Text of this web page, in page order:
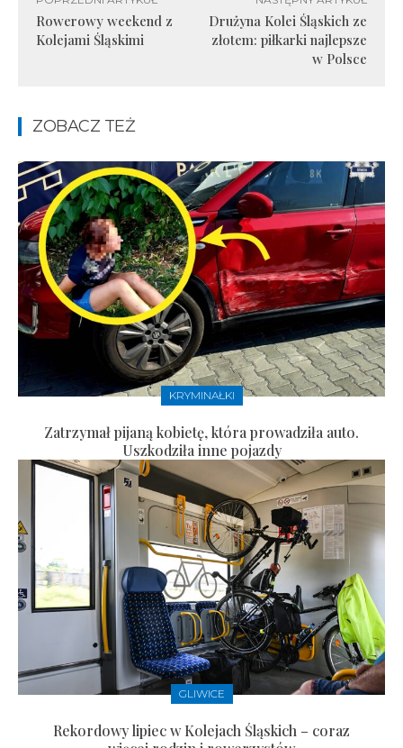
Rowerowy weekend z
Kolejami Śląskimi
Drużyna Kolei Śląskich ze
złotem: piłkarki najlepsze
w Polsce
ZOBACZ TEŻ
KRYMINAŁKI
Zatrzymał pijaną kobietę, która prowadziła auto.
Uszkodziła inne pojazdy
GLIWICE
Rekordowy lipiec w Kolejach Śląskich – coraz